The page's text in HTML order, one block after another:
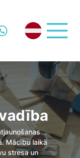
Mācību laikā
stresa un